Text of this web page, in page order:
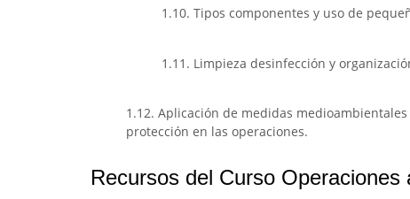
1.10. Tipos componentes y uso de
1.11. Limpieza desinfección y
1.12. Aplicación de medidas
protección en las operaciones.
Recursos del Curso